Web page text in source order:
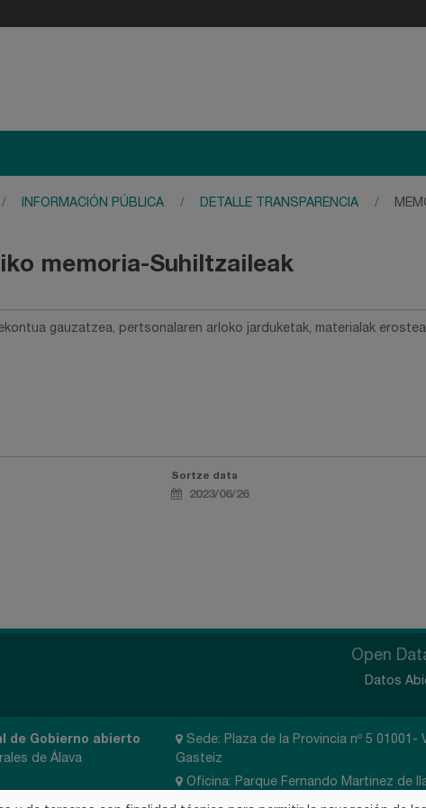
INFORMACIÓN PÚBLICA DETALLE TRANSPARENCIA
memoria-Suhiltzaileak
gauzatzea, pertsonalaren arloko jarduketak, materialak
Sortze data
2023/06/26
Open
Datos
de Gobierno abierto
de Álava
Sede: Plaza de la Provincia nº 5 01001-
Gasteiz
Oficina: Parque Fernando Martinez de